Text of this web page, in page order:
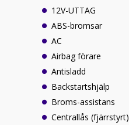
12V-UTTAG
ABS-bromsar
AC
Airbag förare
Antisladd
Backstartshjälp
Broms-assistans
Centrallås (fjärrstyrt)